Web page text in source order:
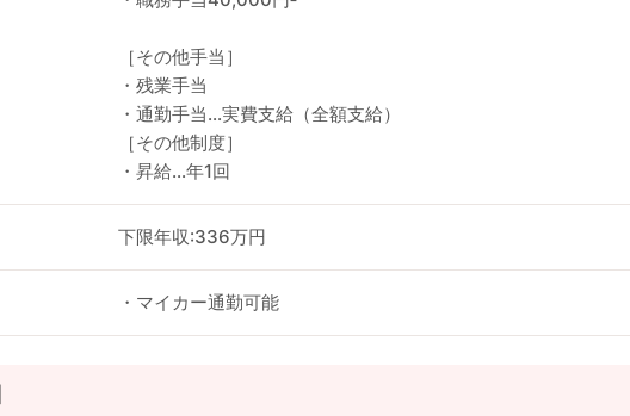
［その他手当］
・残業手当
・通勤手当…実費支給（全額支給）
［その他制度］
・昇給…年1回
下限年収:336万円
・マイカー通勤可能